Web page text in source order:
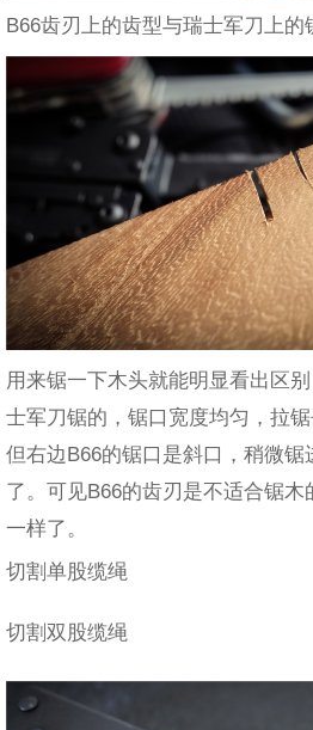
B66齿刃上的齿型与瑞士军刀上的
用来锯一下木头就能明显看出区
士军刀锯的，锯口宽度均匀，拉
但右边B66的锯口是斜口，稍微
了。可见B66的齿刃是不适合锯
一样了。
切割单股缆绳
切割双股缆绳